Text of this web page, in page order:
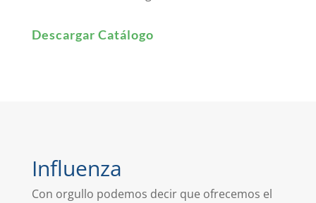
Descargar Catálogo
Influenza
Con orgullo podemos decir que ofrecemos el